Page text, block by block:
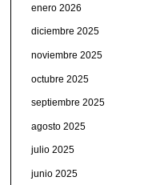
enero 2026
diciembre 2025
noviembre 2025
octubre 2025
septiembre 2025
agosto 2025
julio 2025
junio 2025